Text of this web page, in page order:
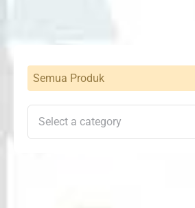
Semua Produk